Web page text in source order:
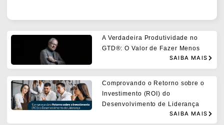
A Verdadeira Produtividade no
GTD®: O Valor de Fazer Menos
SAIBA MAIS
Comprovando o Retorno sobre o
Investimento (ROI) do
Desenvolvimento de Liderança
SAIBA MAIS